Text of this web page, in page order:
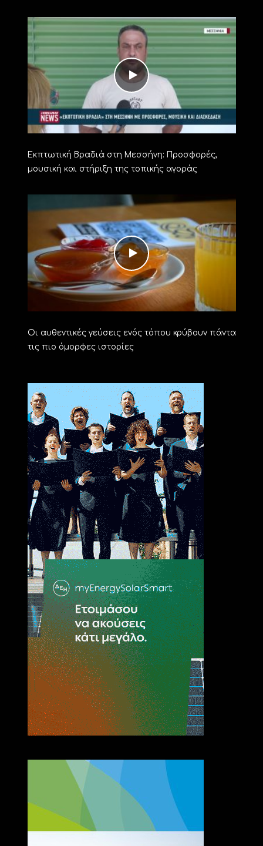
Εκπτωτική Βραδιά στη Μεσσήνη: Προσφορές,
μουσική και στήριξη της τοπικής αγοράς
Οι αυθεντικές γεύσεις ενός τόπου κρύβουν πάντα
τις πιο όμορφες ιστορίες